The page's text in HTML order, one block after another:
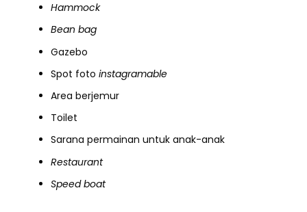
Hammock
Bean bag
Gazebo
Spot foto instagramable
Area berjemur
Toilet
Sarana permainan untuk anak-anak
Restaurant
Speed boat